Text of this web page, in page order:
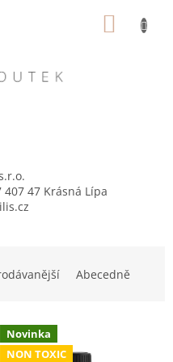
407 47 Krásná Lípa
Abecedně
Novinka
NON TOXIC